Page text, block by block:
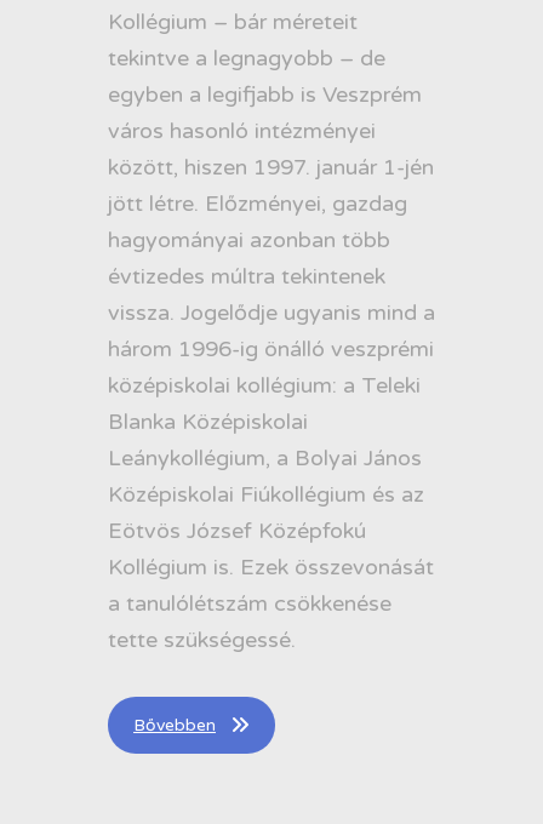
Kollégium – bár méreteit
tekintve a legnagyobb – de
egyben a legifjabb is Veszprém
város hasonló intézményei
között, hiszen 1997. január 1-jén
jött létre. Előzményei, gazdag
hagyományai azonban több
évtizedes múltra tekintenek
vissza. Jogelődje ugyanis mind a
három 1996-ig önálló veszprémi
középiskolai kollégium: a Teleki
Blanka Középiskolai
Leánykollégium, a Bolyai János
Középiskolai Fiúkollégium és az
Eötvös József Középfokú
Kollégium is. Ezek összevonását
a tanulólétszám csökkenése
tette szükségessé.
Bővebben